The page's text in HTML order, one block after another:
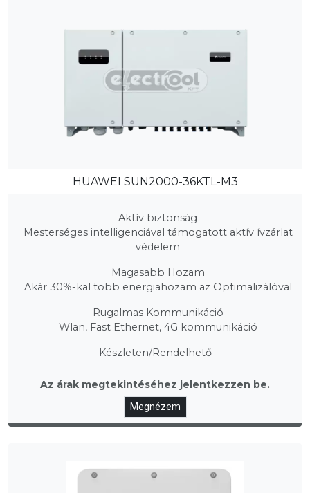
HUAWEI SUN2000-36KTL-M3
Aktív biztonság
Mesterséges intelligenciával támogatott aktív ívzárlat
védelem
Magasabb Hozam
Akár 30%-kal több energiahozam az Optimalizálóval
Rugalmas Kommunikáció
Wlan, Fast Ethernet, 4G kommunikáció
Készleten/Rendelhető
Az árak megtekintéséhez jelentkezzen be.
Megnézem